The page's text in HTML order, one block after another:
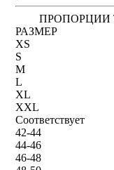
ПРОПОРЦИИ
РАЗМЕР
XS
S
M
L
XL
XXL
Соответствует
42-44
44-46
46-48